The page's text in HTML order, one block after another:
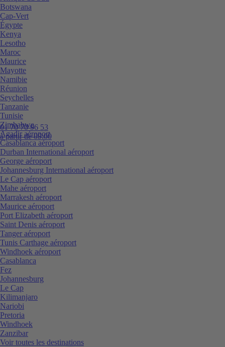
01 70 70 96 53
à partir de 09:00
Botswana
Cap-Vert
Égypte
Kenya
Lesotho
Maroc
Maurice
Mayotte
Namibie
Réunion
Seychelles
Tanzanie
Tunisie
Zimbabwe
Agadir aéroport
Casablanca aéroport
Durban International aéroport
George aéroport
Johannesburg International aéroport
Le Cap aéroport
Mahe aéroport
Marrakesh aéroport
Maurice aéroport
Port Elizabeth aéroport
Saint Denis aéroport
Tanger aéroport
Tunis Carthage aéroport
Windhoek aéroport
Casablanca
Fez
Johannesburg
Le Cap
Kilimanjaro
Nariobi
Pretoria
Windhoek
Zanzibar
Voir toutes les destinations